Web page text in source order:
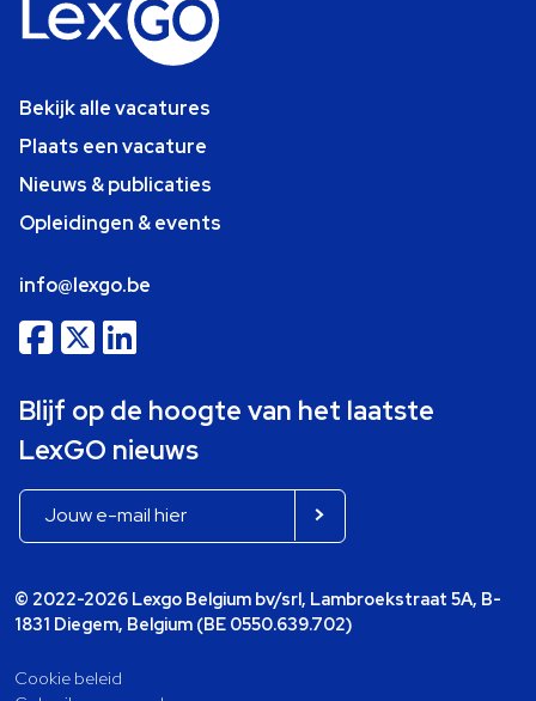
Bekijk alle vacatures
Plaats een vacature
Nieuws & publicaties
Opleidingen & events
info@lexgo.be
Blijf op de hoogte van het laatste
LexGO nieuws
© 2022-2026 Lexgo Belgium bv/srl, Lambroekstraat 5A, B-
1831 Diegem, Belgium (BE 0550.639.702)
Cookie beleid